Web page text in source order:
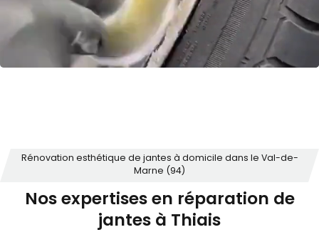
Nos expertises en réparation de
jantes à Thiais
Rénovation esthétique de jantes à domicile dans le Val-de-
Marne (94)